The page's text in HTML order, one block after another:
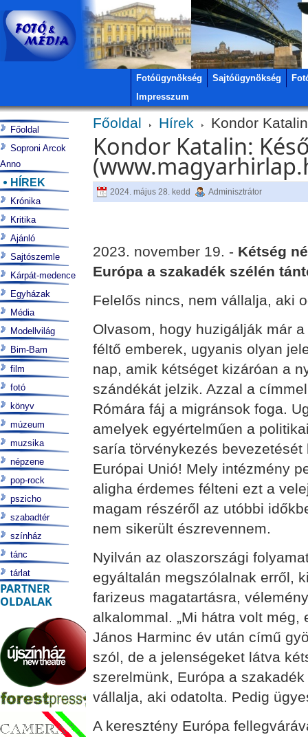
Fotóügynökség Sajtóügynökség
Impresszum
Főoldal Hírek Kondor
Kondor Katalin:
2024. május 28. kedd Adminisztrátor
2023. november 19. - Kétség
Európa a szakadék szélén
Felelős nincs, nem vállalja, aki
Olvasom, hogy huzigálják már
féltő emberek, ugyanis olyan
nap, amik kétséget kizáróan a
szándékát jelzik. Azzal a
Rómára fáj a migránsok foga.
amelyek egyértelműen a
saría törvénykezés
Európai Unió! Mely intézmény
aligha érdemes félteni ezt a
magam részéről az utóbbi
nem sikerült észrevennem.
Nyilván az olaszországi
egyáltalán megszólalnak erről,
farizeus magatartásra,
alkalommal. „Mi hátra volt még,
János Harminc év után című
szól, de a jelenségeket látva
szerelmünk, Európa a
vállalja, aki odatolta. Pedig
A keresztény Európa
Főoldal
Soproni Arcok
Anno
HÍREK
Krónika
Kritika
Ajánló
Sajtószemle
Kárpát-medence
Egyházak
Média
Modellvilág
Bim-Bam
film
fotó
könyv
múzeum
muzsika
népzene
pop-rock
pszicho
szabadtér
színház
tánc
tárlat
PARTNER
OLDALAK